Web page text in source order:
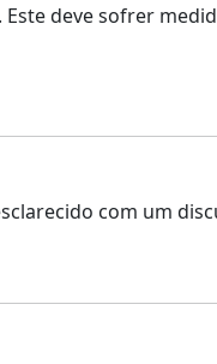
deve sofrer
com um